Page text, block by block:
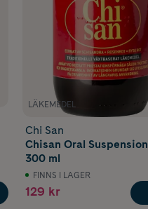
LÄKEMEDEL
Chi San
Chisan Oral Suspension
300 ml
FINNS I LAGER
129 kr